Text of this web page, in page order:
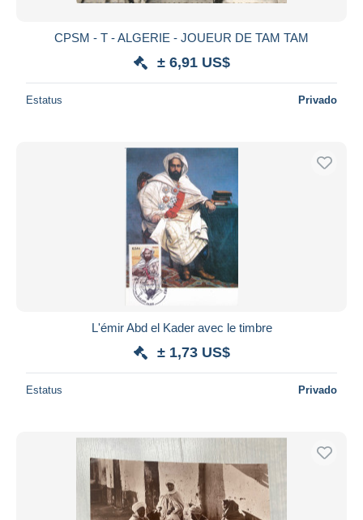
CPSM - T - ALGERIE - JOUEUR DE TAM TAM
± 6,91 US$
Estatus Privado
L'émir Abd el Kader avec le timbre
± 1,73 US$
Estatus Privado